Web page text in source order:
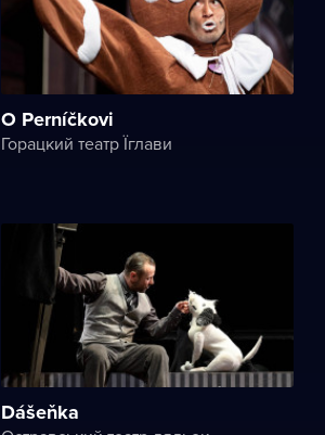
O Perníčkovi
Горацкий театр Їглави
Dášeňka